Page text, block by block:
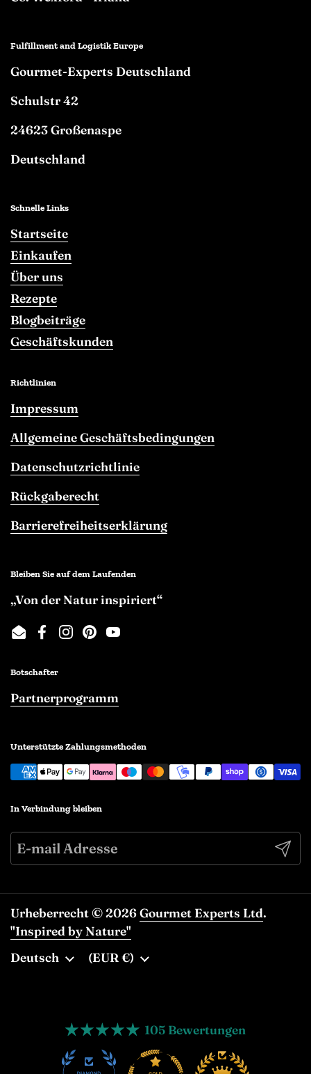
Fulfillment and Logistik Europe
Gourmet-Experts Deutschland
Schulstr 42
24623 Großenaspe
Deutschland
Schnelle Links
Startseite
Einkaufen
Über uns
Rezepte
Blogbeiträge
Geschäftskunden
Richtlinien
Impressum
Allgemeine Geschäftsbedingungen
Datenschutzrichtlinie
Rückgaberecht
Barrierefreiheitserklärung
Bleiben Sie auf dem Laufenden
„Von der Natur inspiriert“
EmailFacebook
Instagram
PinterestYouTube
Botschafter
Partnerprogramm
Unterstützte Zahlungsmethoden
In Verbindung bleiben
Urheberrecht © 2026Gourmet Experts Ltd.
"Inspired by Nature"
Sprache
Deutsch Land/Region
(EUR €)
105 Bewertungen